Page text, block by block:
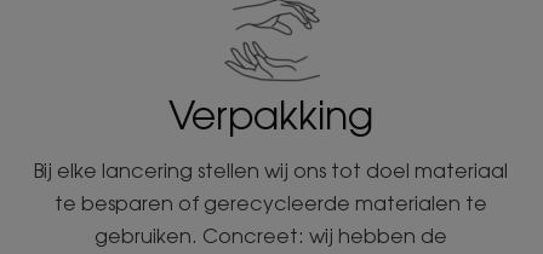
Verpakking
Bij elke lancering stellen wij ons tot doel materiaal
te besparen of gerecycleerde materialen te
gebruiken. Concreet: wij hebben de